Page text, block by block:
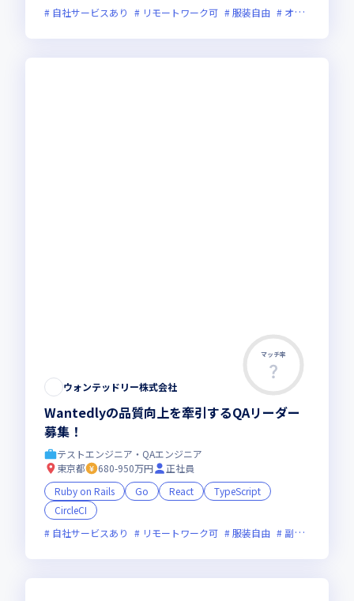
自社サービスあり
リモートワーク可 服装自由 オンライン選考可
マッチ率
ウォンテッドリー株式会社
Wantedlyの品質向上を牽引するQAリーダー
募集！
テストエンジニア・QAエンジニア
東京都
680-950万円
正社員
Ruby on Rails
Go React
TypeScript
CircleCI
自社サービスあり
リモートワーク可 服装自由 副業可